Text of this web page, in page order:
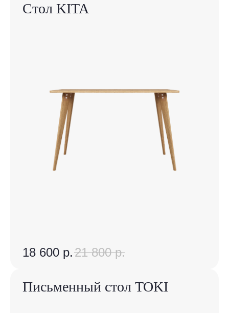
Стол KITA
18 600 р.21 800 р.
Письменный стол TOKI